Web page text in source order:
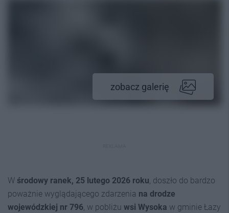
zobacz galerię
W środowy ranek, 25 lutego 2026 roku, doszło do bardzo
poważnie wyglądającego zdarzenia na drodze
wojewódzkiej nr 796, w pobliżu wsi Wysoka w gminie Łazy